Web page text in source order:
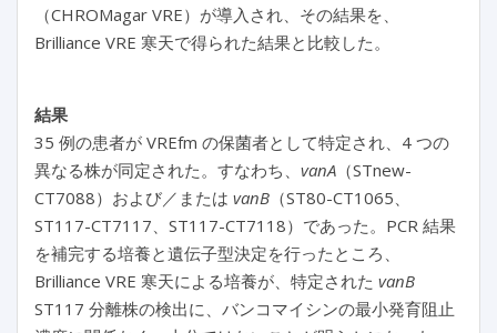
（CHROMagar VRE）が導入され、その結果を、
Brilliance VRE 寒天で得られた結果と比較した。
結果
35 例の患者が VREfm の保菌者として特定され、4 つの
異なる株が同定された。すなわち、 vanA （STnew-
CT7088）および／または vanB （ST80-CT1065、
ST117-CT7117、ST117-CT7118）であった。PCR 結果
を補完する培養と遺伝子型決定を行ったところ、
Brilliance VRE 寒天による培養が、特定された vanB
ST117 分離株の検出に、バンコマイシンの最小発育阻止